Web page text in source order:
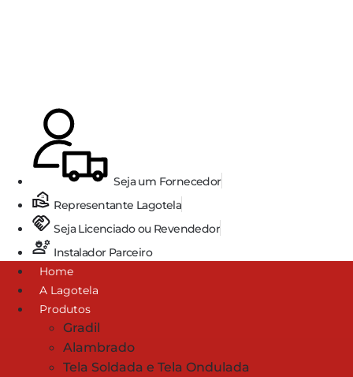
Seja um Fornecedor
Representante Lagotela
Seja Licenciado ou Revendedor
Instalador Parceiro
Home
A Lagotela
Produtos
Gradil
Alambrado
Tela Soldada e Tela Ondulada